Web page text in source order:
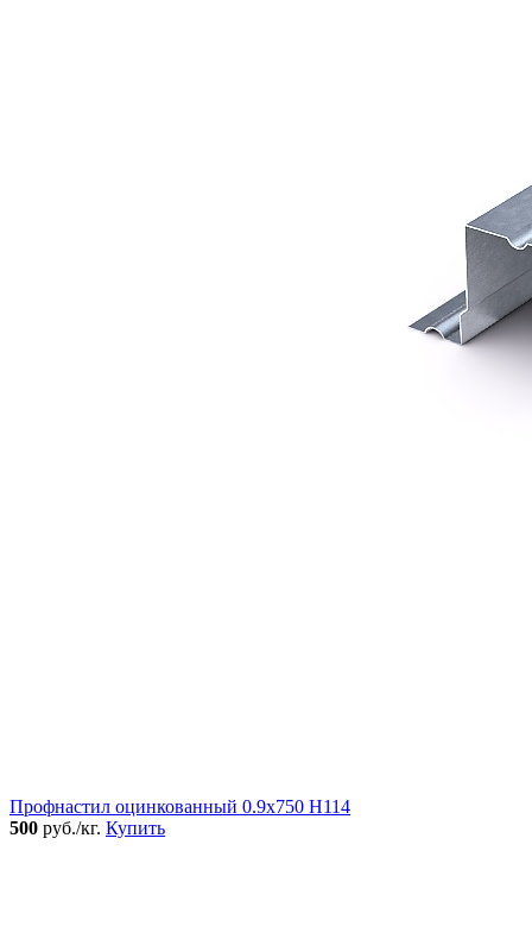
Профнастил оцинкованный 0.9x750 Н114
500 руб./кг. Купить